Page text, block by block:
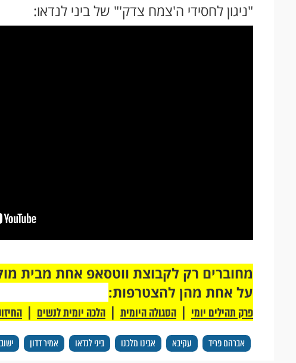
"ניגון לחסידי ה'צמח צדק'" של ביני לנדאו:
אברהם פריד עקיבא אבינו מלכנו ביני לנדאו אמיר דדון ישוב
על אחת מהן להצטרפות:
פרק תהילים יומי | הסגולה היומית | הלכה יומית לנשים |